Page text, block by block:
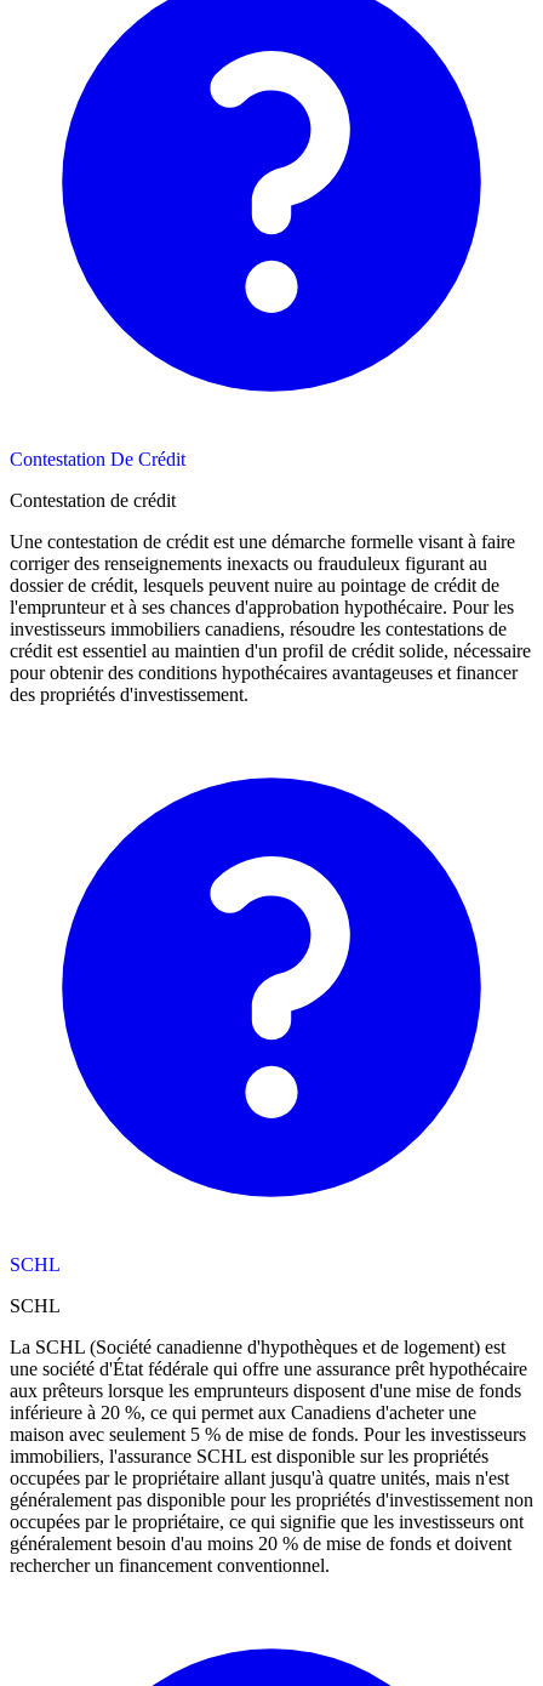
Contestation De Crédit
Contestation de crédit
Une contestation de crédit est une démarche formelle visant à faire
corriger des renseignements inexacts ou frauduleux figurant au
dossier de crédit, lesquels peuvent nuire au pointage de crédit de
l'emprunteur et à ses chances d'approbation hypothécaire. Pour les
investisseurs immobiliers canadiens, résoudre les contestations de
crédit est essentiel au maintien d'un profil de crédit solide, nécessaire
pour obtenir des conditions hypothécaires avantageuses et financer
des propriétés d'investissement.
SCHL
SCHL
La SCHL (Société canadienne d'hypothèques et de logement) est
une société d'État fédérale qui offre une assurance prêt hypothécaire
aux prêteurs lorsque les emprunteurs disposent d'une mise de fonds
inférieure à 20 %, ce qui permet aux Canadiens d'acheter une
maison avec seulement 5 % de mise de fonds. Pour les investisseurs
immobiliers, l'assurance SCHL est disponible sur les propriétés
occupées par le propriétaire allant jusqu'à quatre unités, mais n'est
généralement pas disponible pour les propriétés d'investissement non
occupées par le propriétaire, ce qui signifie que les investisseurs ont
généralement besoin d'au moins 20 % de mise de fonds et doivent
rechercher un financement conventionnel.